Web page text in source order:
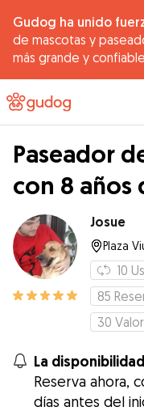
Gudog ha unido
de mascotas y
más grande y
Paseador
con 8 años
Josue
Plaza
10
85
30
La
Reserva ahora,
días antes del